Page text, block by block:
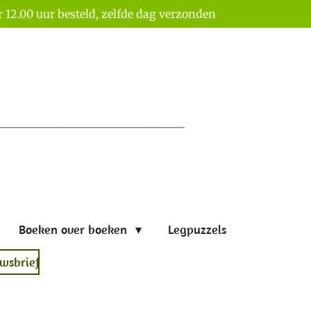
12.00 uur besteld, zelfde dag verzonden
Boeken over boeken Legpuzzels